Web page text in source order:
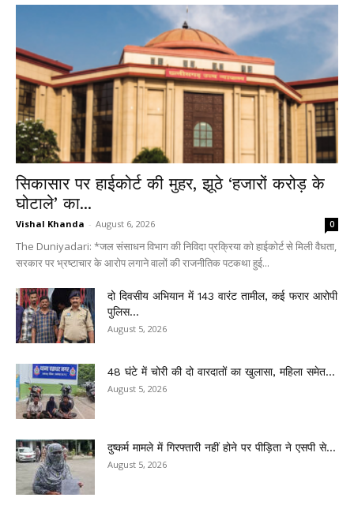
सिकासार पर हाईकोर्ट की मुहर, झूठे ‘हजारों करोड़ के
घोटाले’ का...
Vishal Khanda - August 6, 2026 0
The Duniyadari: *जल संसाधन विभाग की निविदा प्रक्रिया को हाईकोर्ट से मिली वैधता,
सरकार पर भ्रष्टाचार के आरोप लगाने वालों की राजनीतिक पटकथा हुई...
दो दिवसीय अभियान में 143 वारंट तामील, कई फरार आरोपी
पुलिस...
August 5, 2026
48 घंटे में चोरी की दो वारदातों का खुलासा, महिला समेत...
August 5, 2026
दुष्कर्म मामले में गिरफ्तारी नहीं होने पर पीड़िता ने एसपी से...
August 5, 2026